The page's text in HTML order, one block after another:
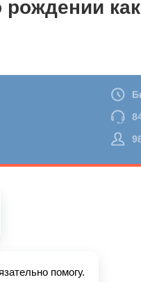
рождении как